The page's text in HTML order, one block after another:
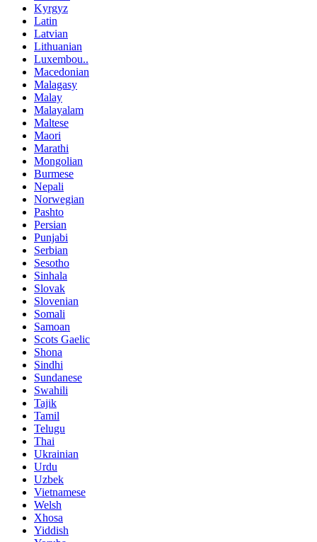
Kyrgyz
Latin
Latvian
Lithuanian
Luxembou..
Macedonian
Malagasy
Malay
Malayalam
Maltese
Maori
Marathi
Mongolian
Burmese
Nepali
Norwegian
Pashto
Persian
Punjabi
Serbian
Sesotho
Sinhala
Slovak
Slovenian
Somali
Samoan
Scots Gaelic
Shona
Sindhi
Sundanese
Swahili
Tajik
Tamil
Telugu
Thai
Ukrainian
Urdu
Uzbek
Vietnamese
Welsh
Xhosa
Yiddish